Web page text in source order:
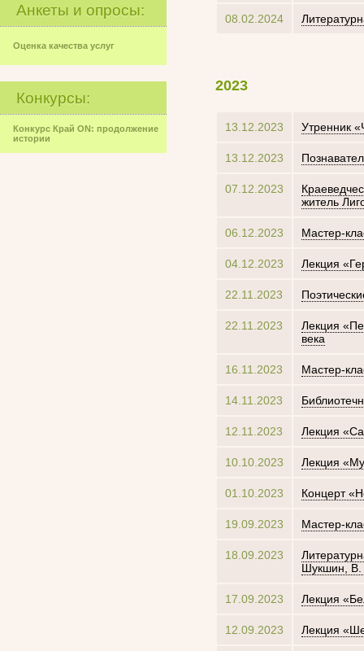
Анкеты и опросы:
Оценка качества услуг
Конкурсы:
Конкурс Край ON: продолжение
истории
08.02.2024
2023
13.12.2023 Утренник
13.12.2023
07.12.2023
житель
06.12.2023 Мастер-
04.12.2023 Лекция
22.11.2023
22.11.2023
Лекция
века
16.11.2023 Мастер-
14.11.2023
12.11.2023 Лекция
10.10.2023 Лекция
01.10.2023 Концерт
19.09.2023 Мастер-
18.09.2023
Шукшин, В.
17.09.2023 Лекция
12.09.2023 Лекция